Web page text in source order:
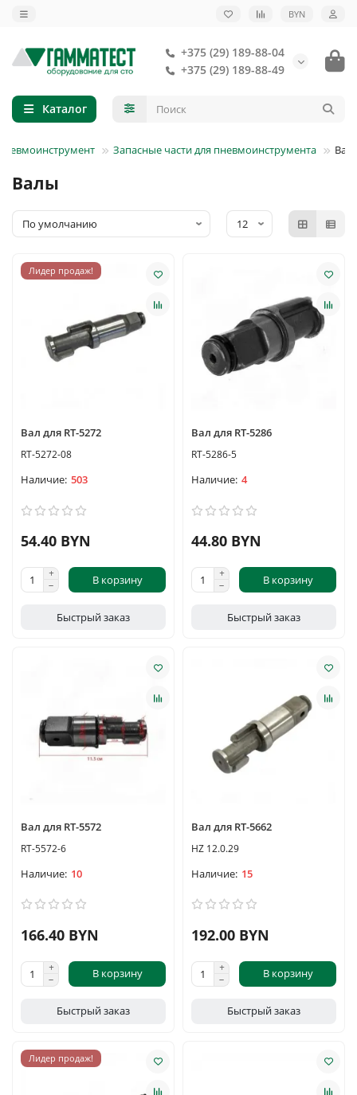
BYN
+375 (29) 189-88-04
+375 (29) 189-88-49
Каталог
Запасные части для пневмоинструмента
Валы
Лидер продаж!
Вал для RT-5272
RT-5272-08
503
54.40 BYN
В корзину
Быстрый заказ
Вал для RT-5286
RT-5286-5
4
44.80 BYN
В корзину
Быстрый заказ
Вал для RT-5572
RT-5572-6
10
166.40 BYN
В корзину
Быстрый заказ
Вал для RT-5662
HZ 12.0.29
15
192.00 BYN
В корзину
Быстрый заказ
Лидер продаж!